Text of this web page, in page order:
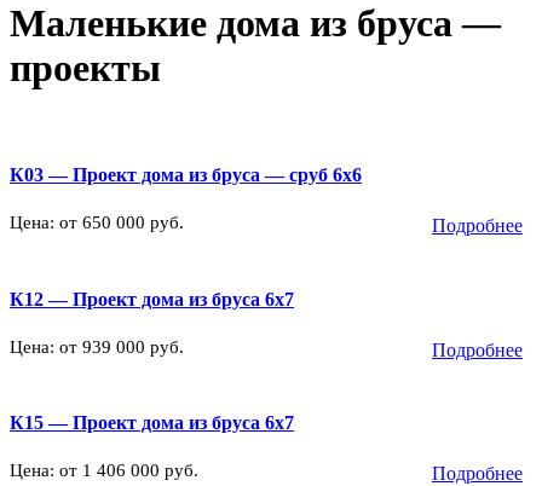
Маленькие дома из бруса —
проекты
К03 — Проект дома из бруса — сруб 6х6
Цена: от 650 000 руб. Подробнее
К12 — Проект дома из бруса 6х7
Цена: от 939 000 руб. Подробнее
К15 — Проект дома из бруса 6х7
Цена: от 1 406 000 руб. Подробнее